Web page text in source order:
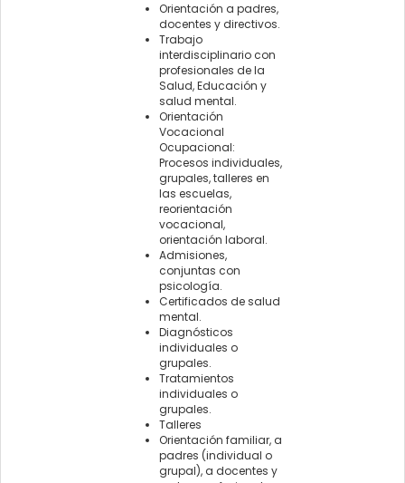
Orientación a padres,
docentes y directivos.
Trabajo
interdisciplinario con
profesionales de la
Salud, Educación y
salud mental.
Orientación
Vocacional
Ocupacional:
Procesos individuales,
grupales, talleres en
las escuelas,
reorientación
vocacional,
orientación laboral.
Admisiones,
conjuntas con
psicología.
Certificados de salud
mental.
Diagnósticos
individuales o
grupales.
Tratamientos
individuales o
grupales.
Talleres
Orientación familiar, a
padres (individual o
grupal), a docentes y